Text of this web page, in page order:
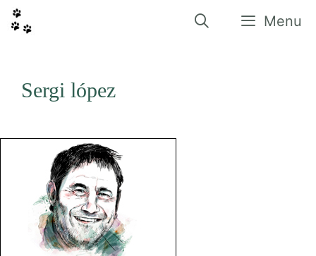
contingut
Menu
Sergi lópez